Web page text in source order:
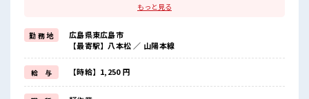
新しいことにチャレンジするのは不安だけどしっかり働く環境が整
っています！
イチからスキルUP・ステップUP目指していきましょう！
≪施設が充実している≫
夜勤でも食堂が利用できいつでもあったかいご飯が食べれる♪
施設内にコンビニも設備されているので便利です♪
もっと見る
勤 務 地
広島県東広島市
【最寄駅】八本松 ／ 山陽本線
給 与 【時給】1,250 円